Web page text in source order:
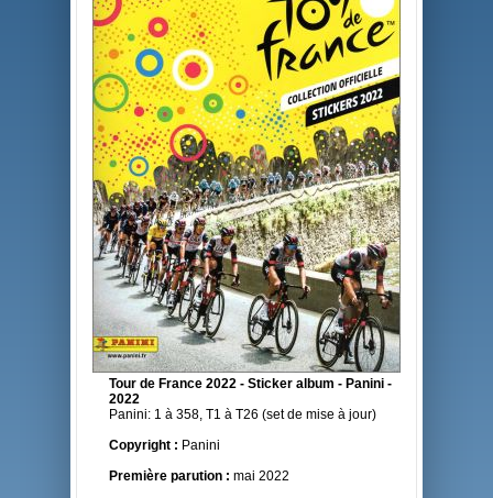
Tour de France 2022 - Sticker album - Panini -
2022
Panini: 1 à 358, T1 à T26 (set de mise à jour)
Copyright : Panini
Première parution : mai 2022